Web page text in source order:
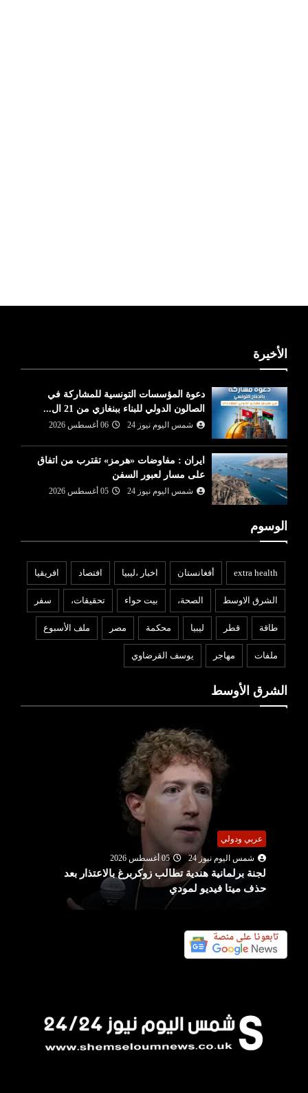
الأخيرة
دعوة المؤسسات التونسية للمشاركة في
الصالون الدولي للبناء ببنغازي من 21 ال...
شمس اليوم نيوز 24 06 أغسطس 2026
ايران : مفاوضات «هرمز» تقترب من اتفاق
على مسار لعبور السفن
شمس اليوم نيوز 24 05 أغسطس 2026
الوسوم
extra health أفغانستان اخبار ،ليبيا افتصاد افريقيا
الشرق الاوسط الصحة، بيت حواء تحقيقات، سفر
طاقة قطر ليبيا محكمة مصر ملف الأسبوع
ملفات مهاجر يوسف القرضاوي
الشرق الأوسط
عربي ودولي
شمس اليوم نيوز 24
05 أغسطس 2026
لجنة برلمانية هندية تطالب زوكربرغ بالاعتذار بعد
حذف ميتا فيديو لمودي